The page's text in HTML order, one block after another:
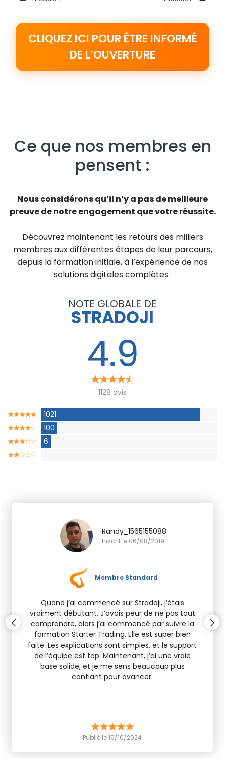
CLIQUEZ ICI POUR ÊTRE INFORMÉ
DE L’OUVERTURE
Ce que nos membres en
pensent :
Nous considérons qu’il n’y a pas de meilleure
preuve de notre engagement que votre réussite.
Découvrez maintenant les retours des milliers
membres aux différentes étapes de leur parcours,
depuis la formation initiale, à l’expérience de nos
solutions digitales complètes :
NOTE GLOBALE DE
STRADOJI
4.9
1128 avis
1021
100
6
Randy_1565155088
Inscrit le 06/08/2019
Membre Standard
Quand j’ai commencé sur Stradoji, j’étais
vraiment débutant. J’avais peur de ne pas tout
comprendre, alors j’ai commencé par suivre la
formation Starter Trading. Elle est super bien
faite. Les explications sont simples, et le support
de l’équipe est top. Maintenant, j’ai une vraie
base solide, et je me sens beaucoup plus
confiant pour avancer.
Publié le 19/10/2024